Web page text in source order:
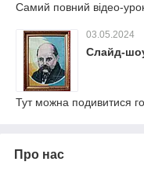
Самий повний відео-
03.05.2024
Слайд-
Тут можна подивитися
Про нас